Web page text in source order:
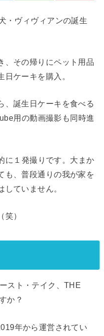
・ヴィヴィアンの誕生
、その帰りにペット用品
ケーキを購入。
、誕生日ケーキを食べる
用の動画撮影も同時進
に１発撮りです。大まか
も、普段通りの我が家を
ていません。
）
スト・テイク、THE
か？
年から運営されてい